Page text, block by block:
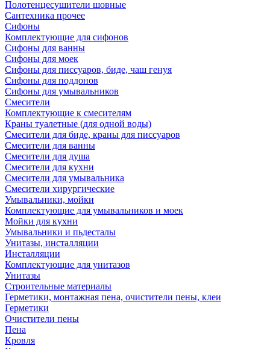
Полотенцесушители шовные
Сантехника прочее
Сифоны
Комплектующие для сифонов
Сифоны для ванны
Сифоны для моек
Сифоны для писсуаров, биде, чаш генуя
Сифоны для поддонов
Сифоны для умывальников
Смесители
Комплектующие к смесителям
Краны туалетные (для одной воды)
Смесители для биде, краны для писсуаров
Смесители для ванны
Смесители для душа
Смесители для кухни
Смесители для умывальника
Смесители хирургические
Умывальники, мойки
Комплектующие для умывальников и моек
Мойки для кухни
Умывальники и пьдесталы
Унитазы, инсталляции
Инсталляции
Комплектующие для унитазов
Унитазы
Строительные материалы
Герметики, монтажная пена, очистители пены, клеи
Герметики
Очистители пены
Пена
Кровля